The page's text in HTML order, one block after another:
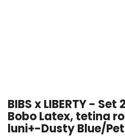
BIBS x LIBERTY -
Bobo Latex, tetina
luni+-Dusty Blue/